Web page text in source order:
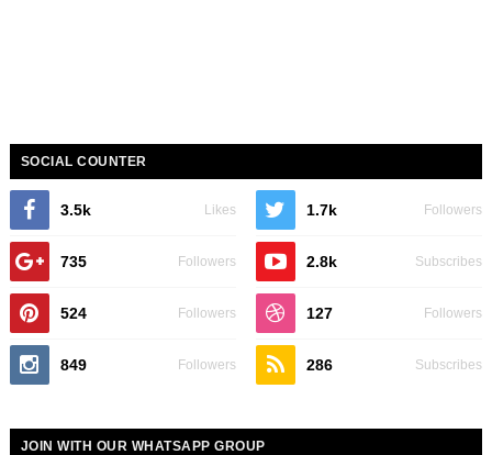
SOCIAL COUNTER
3.5k Likes 1.7k Followers
735 Followers 2.8k Subscribes
524 Followers 127 Followers
849 Followers 286 Subscribes
JOIN WITH OUR WHATSAPP GROUP